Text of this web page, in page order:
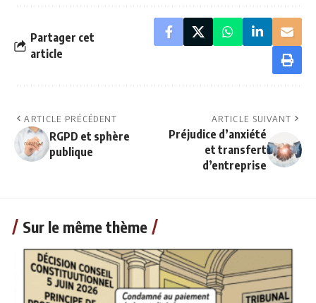
Partager cet
article
ARTICLE PRÉCÉDENT
RGPD et sphère
publique
ARTICLE SUIVANT
Préjudice d’anxiété
et transfert
d’entreprise
Sur le même thème